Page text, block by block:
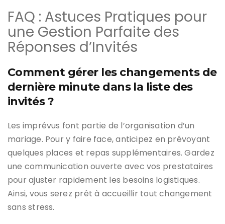
FAQ : Astuces Pratiques pour
une Gestion Parfaite des
Réponses d’Invités
Comment gérer les changements de
dernière minute dans la liste des
invités ?
Les imprévus font partie de l’organisation d’un
mariage. Pour y faire face, anticipez en prévoyant
quelques places et repas supplémentaires. Gardez
une communication ouverte avec vos prestataires
pour ajuster rapidement les besoins logistiques.
Ainsi, vous serez prêt à accueillir tout changement
sans stress.